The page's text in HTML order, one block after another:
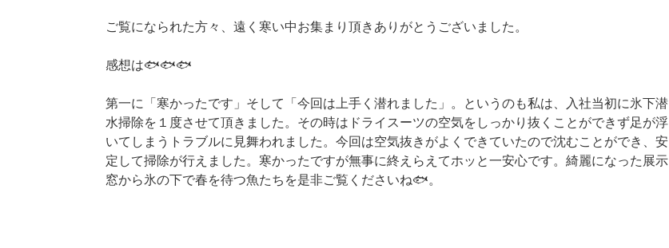
ご覧になられた方々、遠く寒い中お集まり頂きありがとうございました。
感想は🐟🐟🐟
第一に「寒かったです」そして「今回は上手く潜れました」。というのも私は、入社当初に氷下潜
水掃除を１度させて頂きました。その時はドライスーツの空気をしっかり抜くことができず足が浮
いてしまうトラブルに見舞われました。今回は空気抜きがよくできていたので沈むことができ、安
定して掃除が行えました。寒かったですが無事に終えらえてホッと一安心です。綺麗になった展示
窓から氷の下で春を待つ魚たちを是非ご覧くださいね🐟。